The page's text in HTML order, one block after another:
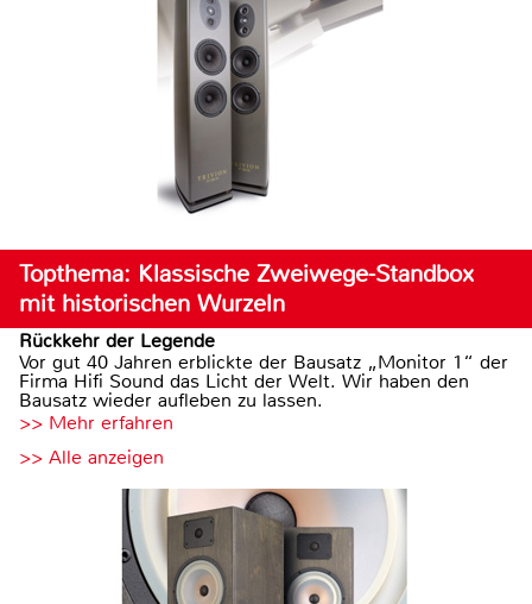
Topthema: Klassische Zweiwege-Standbox
mit historischen Wurzeln
Rückkehr der Legende
Vor gut 40 Jahren erblickte der Bausatz „Monitor 1“ der
Firma Hifi Sound das Licht der Welt. Wir haben den
Bausatz wieder aufleben zu lassen.
>> Mehr erfahren
>> Alle anzeigen